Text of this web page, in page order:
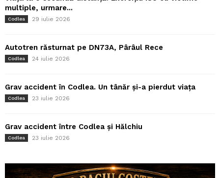
multiple, urmare...
Codlea 29 iulie 2026
Autotren răsturnat pe DN73A, Pârâul Rece
Codlea 24 iulie 2026
Grav accident în Codlea. Un tânăr și-a pierdut viața
Codlea 23 iulie 2026
Grav accident între Codlea și Hălchiu
Codlea 23 iulie 2026